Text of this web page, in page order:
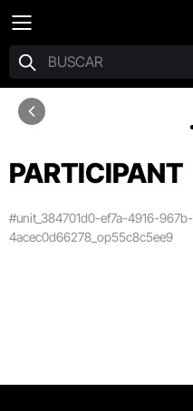
PARTICIPANT
#unit_384701d0-ef7a-4916-967b-
4acec0d66278_op55c8c5ee9